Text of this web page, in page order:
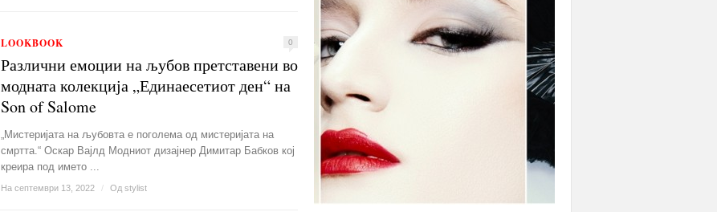
LOOKBOOK 0
Различни емоции на љубов претставени во
модната колекција „Единаесетиот ден“ на
Son of Salome
„Мистеријата на љубовта е поголема од мистеријата на
смртта.“ Оскар Вајлд Модниот дизајнер Димитар Бабков кој
креира под името ...
На септември 13, 2022 / Од stylist